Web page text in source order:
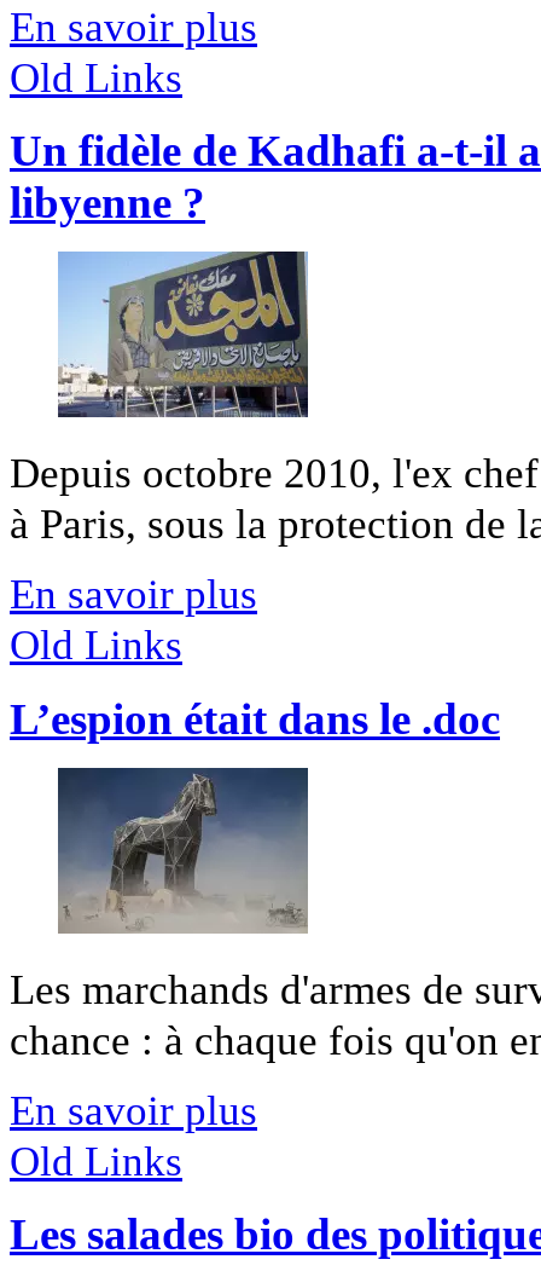
En savoir plus
Old Links
Un fidèle de Kadhafi a-t-il
libyenne ?
Depuis octobre 2010, l'ex
à Paris, sous la protection de
En savoir plus
Old Links
L’espion était dans le .doc
Les marchands d'armes de
chance : à chaque fois qu'on
En savoir plus
Old Links
Les salades bio des